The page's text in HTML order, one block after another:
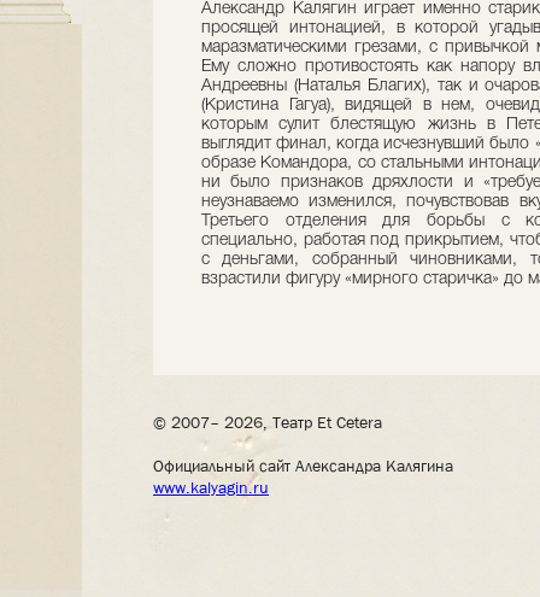
Александр Калягин играет именно
просящей интонацией, в которой
маразматическими грезами, с
Ему сложно противостоять как напору
Андреевны (Наталья Благих), так и
(Кристина Гагуа), видящей в нем,
которым сулит блестящую жизнь в
выглядит финал, когда исчезнувший было
образе Командора, со стальными
ни было признаков дряхлости и
неузнаваемо изменился, почувствовав
Третьего отделения для борьбы с
специально, работая под прикрытием,
с деньгами, собранный чиновниками,
взрастили фигуру «мирного старичка» до
© 2007– 2026, Театр Et Cetera
Официальный сайт Александра Калягина
www.kalyagin.ru